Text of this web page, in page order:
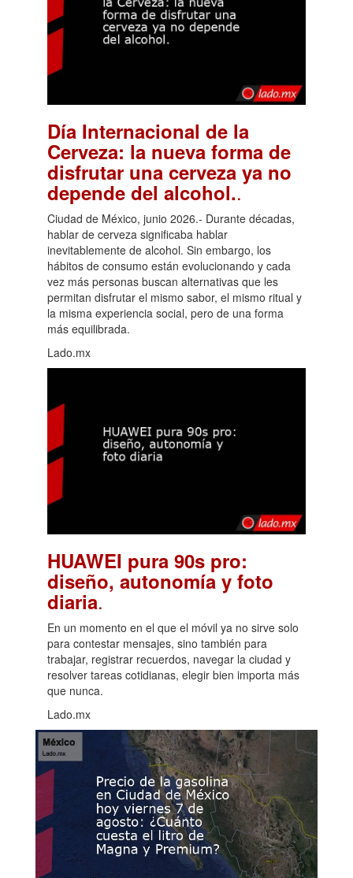
Día Internacional de la
Cerveza: la nueva forma de
disfrutar una cerveza ya no
depende del alcohol..
Ciudad de México, junio 2026.- Durante décadas,
hablar de cerveza significaba hablar
inevitablemente de alcohol. Sin embargo, los
hábitos de consumo están evolucionando y cada
vez más personas buscan alternativas que les
permitan disfrutar el mismo sabor, el mismo ritual y
la misma experiencia social, pero de una forma
más equilibrada.
Lado.mx
HUAWEI pura 90s pro:
diseño, autonomía y foto
diaria.
En un momento en el que el móvil ya no sirve solo
para contestar mensajes, sino también para
trabajar, registrar recuerdos, navegar la ciudad y
resolver tareas cotidianas, elegir bien importa más
que nunca.
Lado.mx